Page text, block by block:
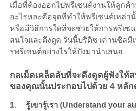
เมื่อที่ต้องออกไปพรีเซนต์งานให้ลูกค้
อะไรหละคือจุดที่ทำให้พรีเซนต์เหล่า
หรือมีวิธีการใดที่จะช่วยให้การพรีเ
สนใจและดึงดูด วันนี้บริติช เคานซิลมี
รพรีเซนต์อย่างไรให้ปังมานำเสนอ
กลเม็ดเคล็ดลับที่จะดึงดูดผู้ฟังให้
ของคุณนั้นประกอบไปด้วย 4 หลัก
1. รู้เขารู้เรา (Understand your